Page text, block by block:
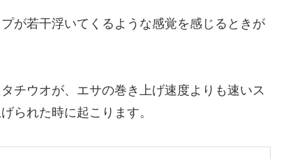
が若干浮いてくるような感覚を感じるときが
チウオが、エサの巻き上げ速度よりも速いス
られた時に起こります。